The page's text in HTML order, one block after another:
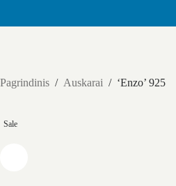
Pagrindinis / Auskarai / ‘Enzo’ 925
Sale